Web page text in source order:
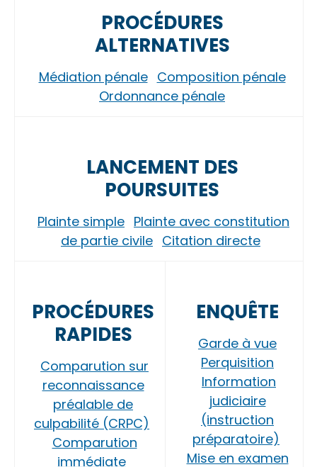
PROCÉDURES
ALTERNATIVES
Médiation pénale Composition pénale
Ordonnance pénale
LANCEMENT DES
POURSUITES
Plainte simple Plainte avec constitution
de partie civile Citation directe
PROCÉDURES
RAPIDES
Comparution sur
reconnaissance
préalable de
culpabilité (CRPC)
Comparution
immédiate
ENQUÊTE
Garde à vue
Perquisition
Information
judiciaire
(instruction
préparatoire)
Mise en examen